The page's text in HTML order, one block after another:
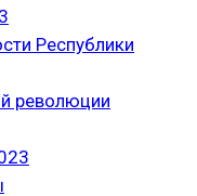
Республики
революции